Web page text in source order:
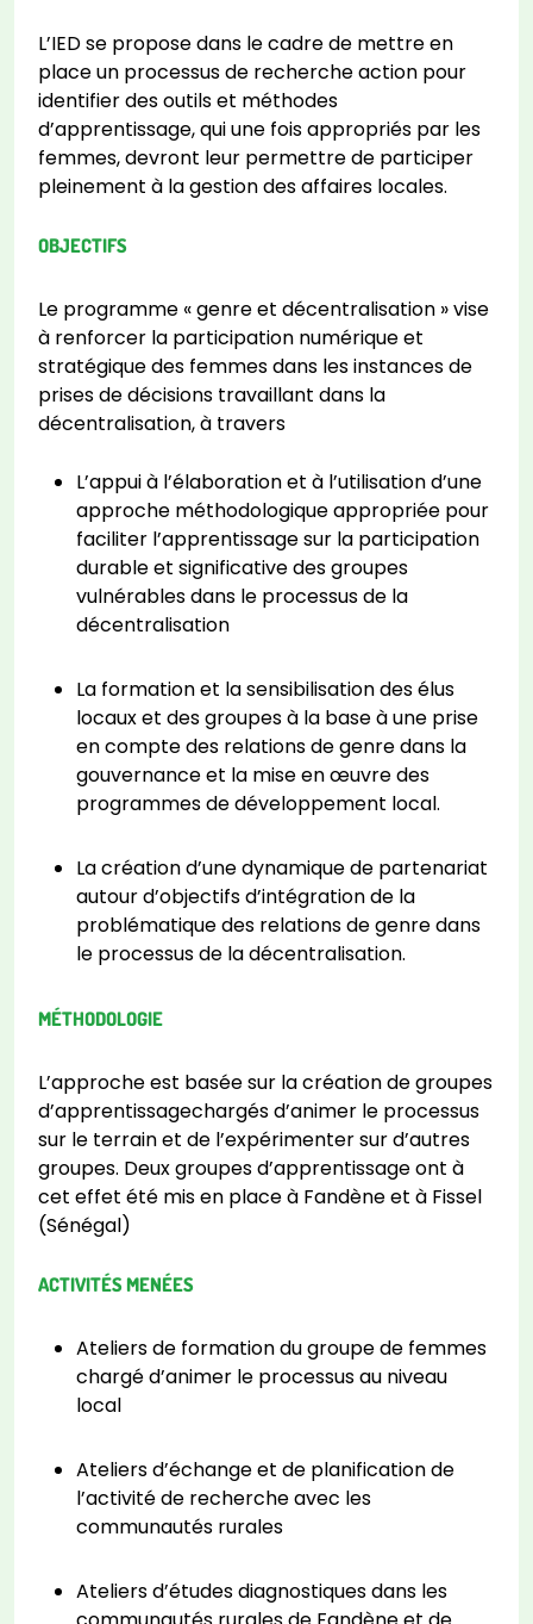
L’IED se propose dans le cadre de mettre en
place un processus de recherche action pour
identifier des outils et méthodes
d’apprentissage, qui une fois appropriés par les
femmes, devront leur permettre de participer
pleinement à la gestion des affaires locales.
OBJECTIFS
Le programme « genre et décentralisation » vise
à renforcer la participation numérique et
stratégique des femmes dans les instances de
prises de décisions travaillant dans la
décentralisation, à travers
L’appui à l’élaboration et à l’utilisation d’une
approche méthodologique appropriée pour
faciliter l’apprentissage sur la participation
durable et significative des groupes
vulnérables dans le processus de la
décentralisation
La formation et la sensibilisation des élus
locaux et des groupes à la base à une prise
en compte des relations de genre dans la
gouvernance et la mise en œuvre des
programmes de développement local.
La création d’une dynamique de partenariat
autour d’objectifs d’intégration de la
problématique des relations de genre dans
le processus de la décentralisation.
MÉTHODOLOGIE
L’approche est basée sur la création de groupes
d’apprentissagechargés d’animer le processus
sur le terrain et de l’expérimenter sur d’autres
groupes. Deux groupes d’apprentissage ont à
cet effet été mis en place à Fandène et à Fissel
(Sénégal)
ACTIVITÉS MENÉES
Ateliers de formation du groupe de femmes
chargé d’animer le processus au niveau
local
Ateliers d’échange et de planification de
l’activité de recherche avec les
communautés rurales
Ateliers d’études diagnostiques dans les